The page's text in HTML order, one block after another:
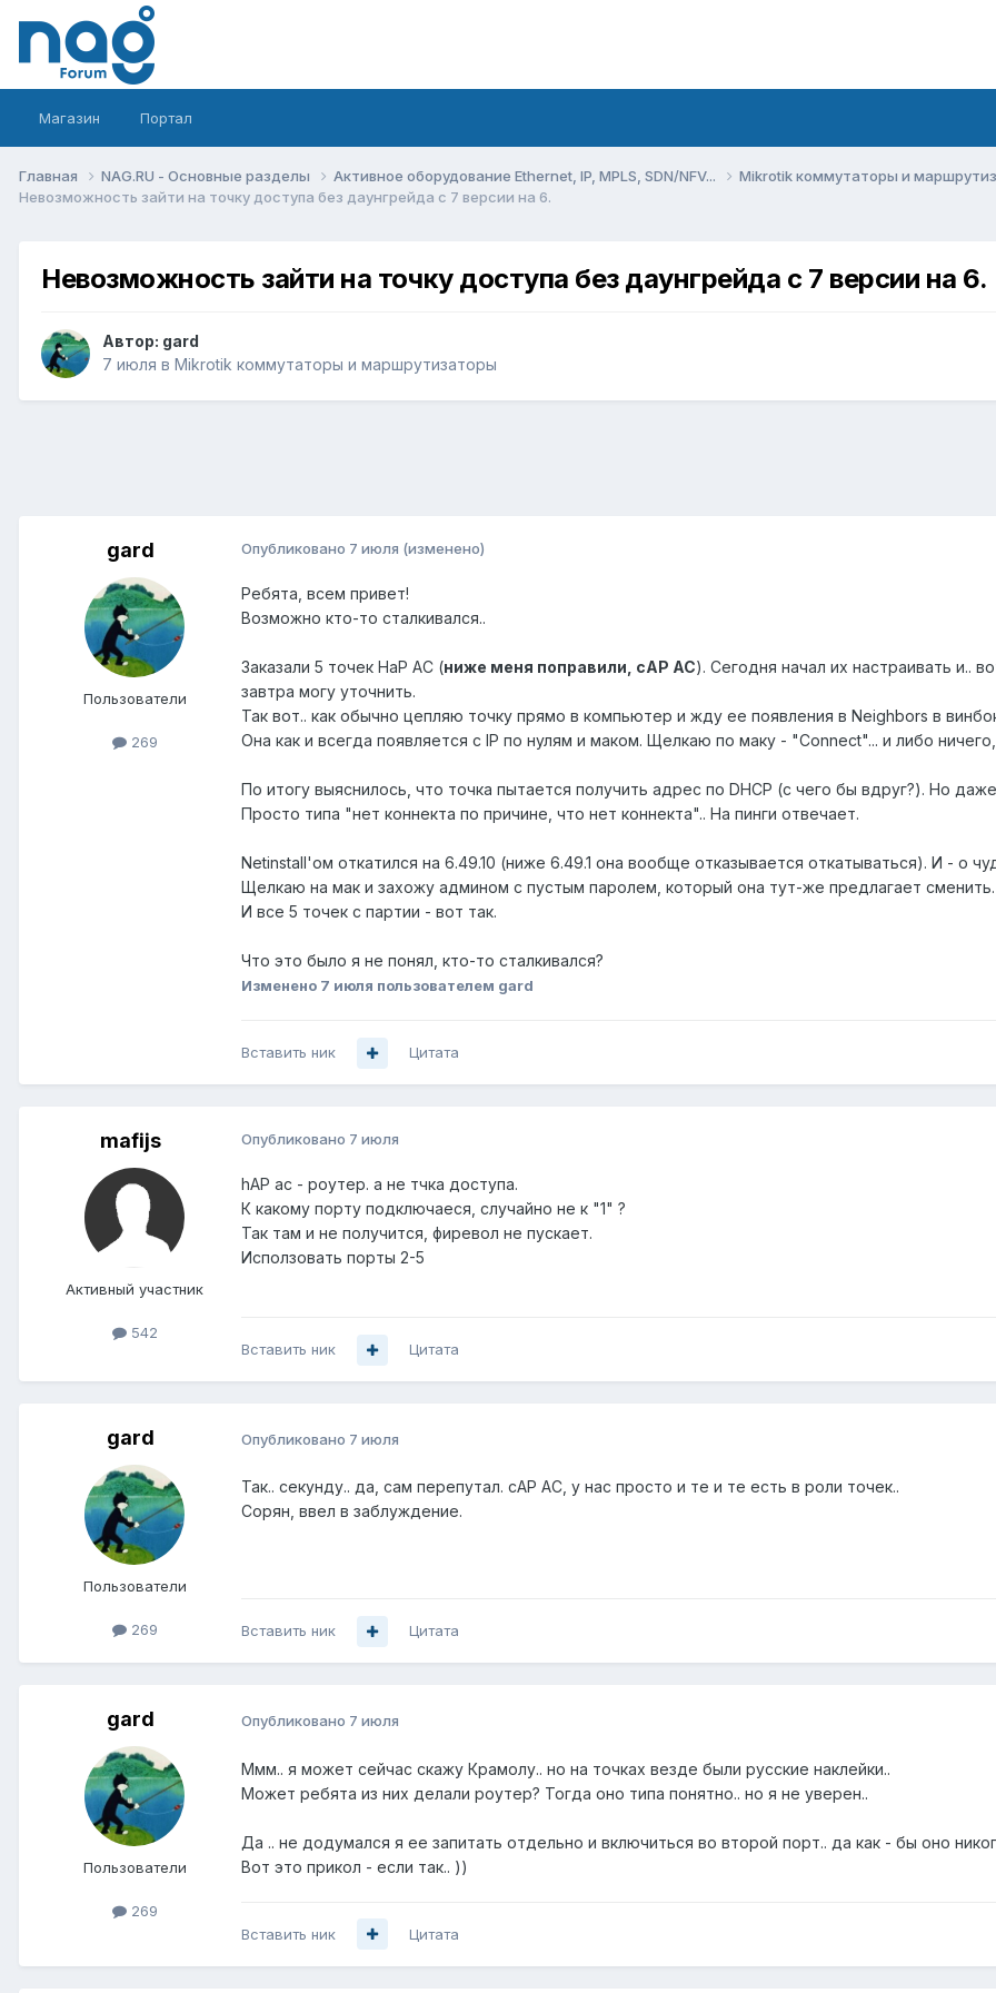
Магазин Портал
Главная NAG.RU - Основные разделы Активное оборудование Ethernet, IP, MPLS, SDN/NFV...
Mikrotik коммутаторы и
Невозможность зайти на точку доступа без даунгрейда с 7 версии на 6.
Невозможность зайти на точку доступа без даунгрейда с 7 версии на 6.
Автор: gard
7 июля в Mikrotik коммутаторы и маршрутизаторы
gard
Пользователи
269
Опубликовано 7 июля (изменено)
Ребята, всем привет!
Возможно кто-то сталкивался..
Заказали 5 точек HaP AC (ниже меня поправили, cAP AC). Сегодня начал их настраивать и..
завтра могу уточнить.
Так вот.. как обычно цепляю точку прямо в компьютер и жду ее появления в Neighbors в
Она как и всегда появляется с IP по нулям и маком. Щелкаю по маку - "Connect"... и либо
По итогу выяснилось, что точка пытается получить адрес по DHCP (с чего бы вдруг?). Но
Просто типа "нет коннекта по причине, что нет коннекта".. На пинги отвечает.
Netinstall'ом откатился на 6.49.10 (ниже 6.49.1 она вообще отказывается откатываться). И - о
Щелкаю на мак и захожу админом с пустым паролем, который она тут-же предлагает сменить.
И все 5 точек с партии - вот так.
Что это было я не понял, кто-то сталкивался?
Изменено 7 июля пользователем gard
Вставить ник Цитата
mafijs
Активный участник
542
Опубликовано 7 июля
hAP ac - роутер. а не тчка доступа.
К кaкому порту подключaеся, случайно не к "1" ?
Так там и не получится, фиревол не пускает.
Исползовать порты 2-5
Вставить ник Цитата
gard
Пользователи
269
Опубликовано 7 июля
Так.. секунду.. да, сам перепутал. cAP AC, у нас просто и те и те есть в роли точек..
Сорян, ввел в заблуждение.
Вставить ник Цитата
gard
Пользователи
269
Опубликовано 7 июля
Ммм.. я может сейчас скажу Крамолу.. но на точках везде были русские наклейки..
Может ребята из них делали роутер? Тогда оно типа понятно.. но я не уверен..
Да .. не додумался я ее запитать отдельно и включиться во второй порт.. да как - бы оно
Вот это прикол - если так.. ))
Вставить ник Цитата